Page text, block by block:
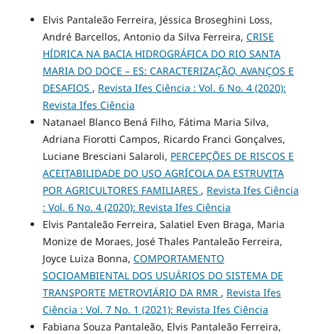
Elvis Pantaleão Ferreira, Jéssica Broseghini Loss,
André Barcellos, Antonio da Silva Ferreira, CRISE
HÍDRICA NA BACIA HIDROGRÁFICA DO RIO SANTA
MARIA DO DOCE – ES: CARACTERIZAÇÃO, AVANÇOS E
DESAFIOS , Revista Ifes Ciência : Vol. 6 No. 4 (2020):
Revista Ifes Ciência
Natanael Blanco Bená Filho, Fátima Maria Silva,
Adriana Fiorotti Campos, Ricardo Franci Gonçalves,
Luciane Bresciani Salaroli, PERCEPÇÕES DE RISCOS E
ACEITABILIDADE DO USO AGRÍCOLA DA ESTRUVITA
POR AGRICULTORES FAMILIARES , Revista Ifes Ciência
: Vol. 6 No. 4 (2020): Revista Ifes Ciência
Elvis Pantaleão Ferreira, Salatiel Even Braga, Maria
Monize de Moraes, José Thales Pantaleão Ferreira,
Joyce Luiza Bonna, COMPORTAMENTO
SOCIOAMBIENTAL DOS USUÁRIOS DO SISTEMA DE
TRANSPORTE METROVIÁRIO DA RMR , Revista Ifes
Ciência : Vol. 7 No. 1 (2021): Revista Ifes Ciência
Fabiana Souza Pantaleão, Elvis Pantaleão Ferreira,